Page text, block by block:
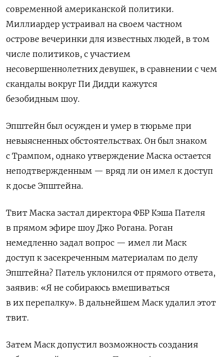
современной американской политики.
Миллиардер устраивал на своем частном
острове вечеринки для известных людей, в том
числе политиков, с участием
несовершеннолетних девушек, в сравнении с чем
скандалы вокруг Пи Дидди кажутся
безобидным шоу.
Эпштейн был осужден и умер в тюрьме при
невыясненных обстоятельствах. Он был знаком
с Трампом, однако утверждение Маска остается
неподтвержденным — вряд ли он имел к доступ
к досье Эпштейна.
Твит Маска застал директора ФБР Кэша Пателя
в прямом эфире шоу Джо Рогана. Роган
немедленно задал вопрос — имел ли Маск
доступ к засекреченным материалам по делу
Эпштейна? Патель уклонился от прямого ответа,
заявив: «Я не собираюсь вмешиваться
в их перепалку». В дальнейшем Маск удалил этот
твит.
Затем Маск допустил возможность создания